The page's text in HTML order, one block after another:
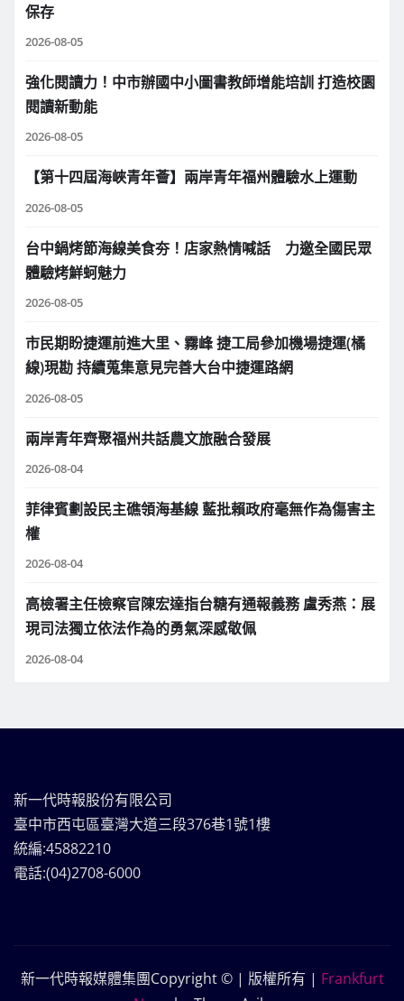
保存
2026-08-05
強化閱讀力！中市辦國中小圖書教師增能培訓 打造校園
閱讀新動能
2026-08-05
【第十四屆海峽青年薈】兩岸青年福州體驗水上運動
2026-08-05
台中鍋烤節海線美食夯！店家熱情喊話 力邀全國民眾
體驗烤鮮蚵魅力
2026-08-05
市民期盼捷運前進大里、霧峰 捷工局參加機場捷運(橘
線)現勘 持續蒐集意見完善大台中捷運路網
2026-08-05
兩岸青年齊聚福州共話農文旅融合發展
2026-08-04
菲律賓劃設民主礁領海基線 藍批賴政府毫無作為傷害主
權
2026-08-04
高檢署主任檢察官陳宏達指台糖有通報義務 盧秀燕：展
現司法獨立依法作為的勇氣深感敬佩
2026-08-04
新一代時報股份有限公司
臺中市西屯區臺灣大道三段376巷1號1樓
統編:45882210
電話:(04)2708-6000
新一代時報媒體集團Copyright © | 版權所有 | Frankfurt